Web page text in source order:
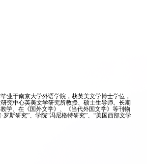
业于南京大学外语学院，获英美文学博士学位，
究中心英美文学研究所教授、硕士生导师。长期
学。在《国外文学》、《当代外国文学》等刊物
斯研究”、学院“冯尼格特研究”、“美国西部文学